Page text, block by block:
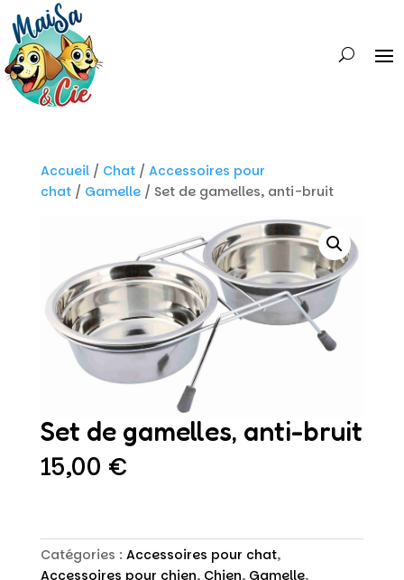
Accueil/ Chat/ Accessoires pour
chat/ Gamelle/ Set de gamelles, anti-bruit
Set de gamelles, anti-bruit
15,00 €
Catégories : Accessoires pour chat,
Accessoires pour chien, Chien, Gamelle,